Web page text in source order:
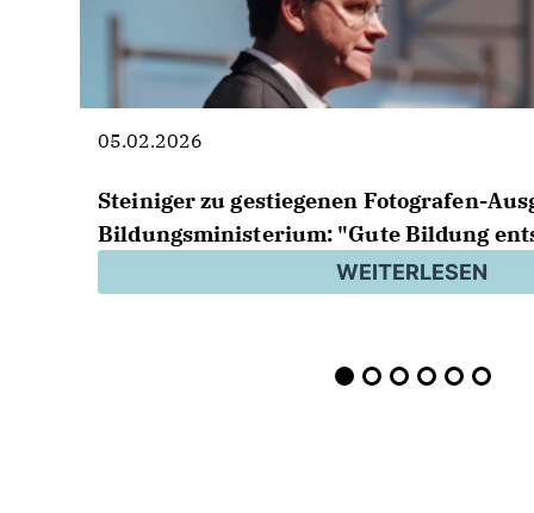
05.02.2026
Steiniger zu gestiegenen Fotografen-
Bildungsministerium: "Gute Bildung
WEITERLESEN